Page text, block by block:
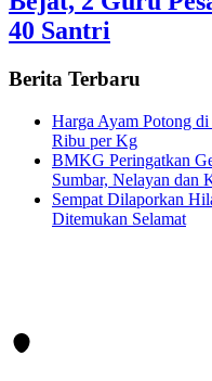
40 Santri
Berita Terbaru
Harga Ayam Potong
Ribu per Kg
BMKG Peringatkan
Sumbar, Nelayan dan
Sempat Dilaporkan
Ditemukan Selamat